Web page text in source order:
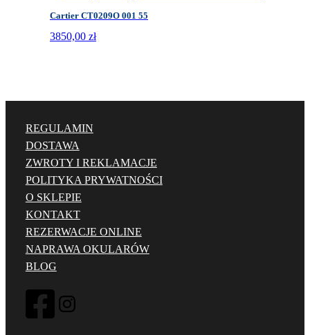
Cartier CT0209O 001 55
3850,00 zł
REGULAMIN
DOSTAWA
ZWROTY I REKLAMACJE
POLITYKA PRYWATNOŚCI
O SKLEPIE
KONTAKT
REZERWACJE ONLINE
NAPRAWA OKULARÓW
BLOG